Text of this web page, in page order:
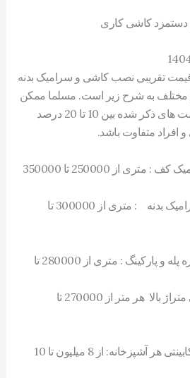
تقریبی نصب کاشی و سرامیک بدنه
در انواع مختلف به شرح زیر است. مسلما ممکن
است در برخی شرایط قیمت های ذکر شده بین 10 تا 20 درصد
افراد متفاوت باشد.
اجرت نصب کاشی و سرامیک کف : متری از 250000 تا 350000
دستمزد نصب کاشی و سرامیک بدنه : متری از 300000 تا
نرخ دستمزد کاشی کاری ره پله و پارکینگ : متری از 280000 تا
اجرت نصب کاشی چسبی متراژ بالا هر متر از 270000 تا
دستمزد نصب کاشی بین کابینتی هر آشپزخانه: از 8 میلیون تا 10